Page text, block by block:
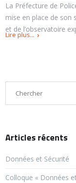
La Préfecture de
mise en place de son
et de l’observatoire
Lire plus...
Articles récents
Données et Sécurité
Colloque « Données